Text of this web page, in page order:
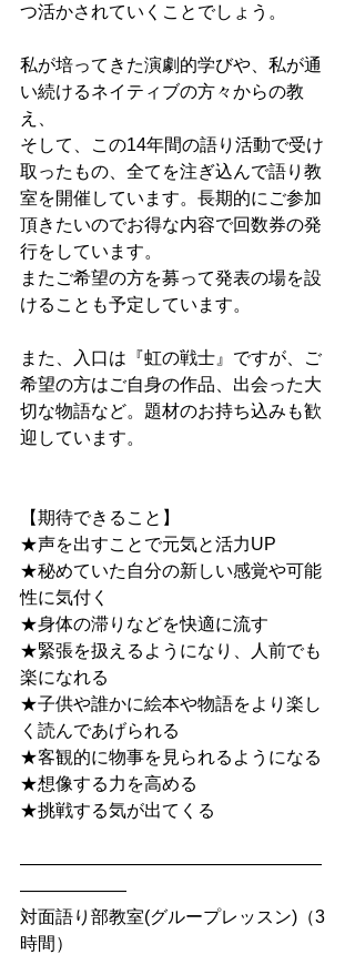
つ活かされていくことでしょう。
私が培ってきた演劇的学びや、私が通
い続けるネイティブの方々からの教
え、
そして、この14年間の語り活動で受け
取ったもの、全てを注ぎ込んで語り教
室を開催しています。長期的にご参加
頂きたいのでお得な内容で回数券の発
行をしています。
またご希望の方を募って発表の場を設
けることも予定しています。
また、入口は『虹の戦士』ですが、ご
希望の方はご自身の作品、出会った大
切な物語など。題材のお持ち込みも歓
迎しています。
【期待できること】
★声を出すことで元気と活力UP
★秘めていた自分の新しい感覚や可能
性に気付く
★身体の滞りなどを快適に流す
★緊張を扱えるようになり、人前でも
楽になれる
★子供や誰かに絵本や物語をより楽し
く読んであげられる
★客観的に物事を見られるようになる
★想像する力を高める
★挑戦する気が出てくる
―――――――――――――――――
――――――
対面語り部教室(グループレッスン)（3
時間）